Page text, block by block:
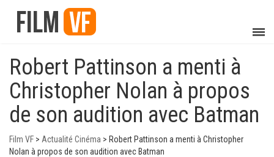
Robert Pattinson a menti à
Christopher Nolan à propos
de son audition avec Batman
Film VF > Actualité Cinéma > Robert Pattinson a menti à Christopher
Nolan à propos de son audition avec Batman